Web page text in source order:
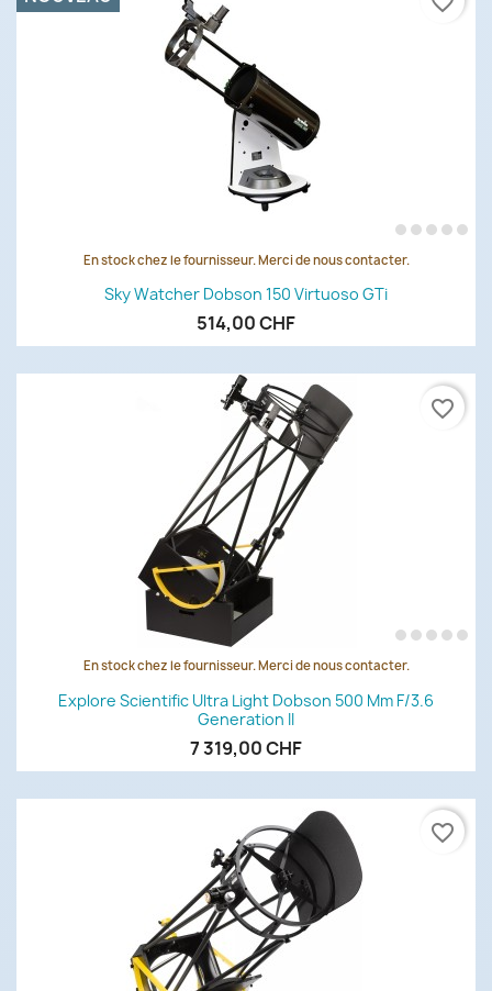
En stock chez le fournisseur. Merci de nous contacter.
Sky Watcher Dobson 150 Virtuoso GTi
514,00 CHF
En stock chez le fournisseur. Merci de nous contacter.
Explore Scientific Ultra Light Dobson 500 Mm F/3.6
Generation II
7 319,00 CHF
favorite_border
favorite_border